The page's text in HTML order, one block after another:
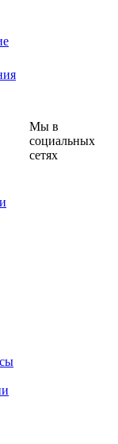
Мы в
социальных
сетях